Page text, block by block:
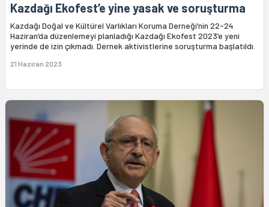
Kazdağı Ekofest’e yine yasak ve soruşturma
Kazdağı Doğal ve Kültürel Varlıkları Koruma Derneği’nin 22-24
Haziran’da düzenlemeyi planladığı Kazdağı Ekofest 2023’e yeni
yerinde de izin çıkmadı. Dernek aktivistlerine soruşturma başlatıldı.
21 Haziran 2023